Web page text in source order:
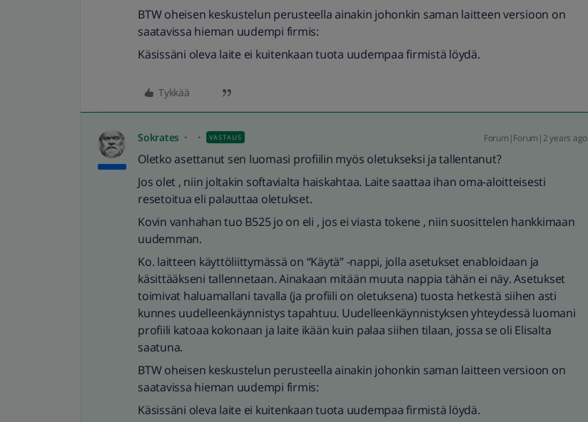
BTW oheisen keskustelun perusteella ainakin johonkin saman laitteen versioon on
saatavissa hieman uudempi firmis:
Käsissäni oleva laite ei kuitenkaan tuota uudempaa firmistä löydä.
Tykkää
Sokrates VASTAUS Forum|Forum|2 years ago
Oletko asettanut sen luomasi profiilin myös oletukseksi ja tallentanut?
Jos olet , niin joltakin softavialta haiskahtaa. Laite saattaa ihan oma-aloitteisesti
resetoitua eli palauttaa oletukset.
Kovin vanhahan tuo B525 jo on eli , jos ei viasta tokene , niin suosittelen hankkimaan
uudemman.
Ko. laitteen käyttöliittymässä on “Käytä” -nappi, jolla asetukset enabloidaan ja
käsittääkseni tallennetaan. Ainakaan mitään muuta nappia tähän ei näy. Asetukset
toimivat haluamallani tavalla (ja profiili on oletuksena) tuosta hetkestä siihen asti
kunnes uudelleenkäynnistys tapahtuu. Uudelleenkäynnistyksen yhteydessä luomani
profiili katoaa kokonaan ja laite ikään kuin palaa siihen tilaan, jossa se oli Elisalta
saatuna.
BTW oheisen keskustelun perusteella ainakin johonkin saman laitteen versioon on
saatavissa hieman uudempi firmis:
Käsissäni oleva laite ei kuitenkaan tuota uudempaa firmistä löydä.